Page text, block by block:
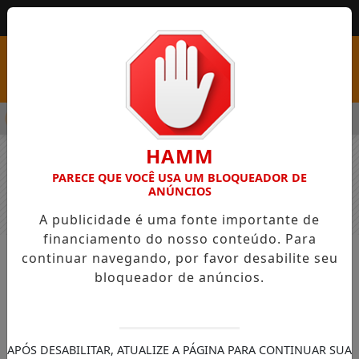
COM VAGAS EM SEIS FUNÇÕES E SALÁRIOS QUE
NOTÍCIAS GERAL
Corpo de mulher em decomposição
HAMM
PARECE QUE VOCÊ USA UM BLOQUEADOR DE
ANÚNCIOS
A publicidade é uma fonte importante de
financiamento do nosso conteúdo. Para
continuar navegando, por favor desabilite seu
bloqueador de anúncios.
APÓS DESABILITAR, ATUALIZE A PÁGINA PARA CONTINUAR SUA